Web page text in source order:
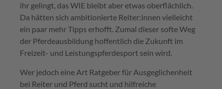
ihr gelingt, das WIE bleibt aber etwas oberflächlich.
Da hätten sich ambitionierte Reiter:innen vielleicht
ein paar mehr Tipps erhofft. Zumal dieser softe Weg
der Pferdeausbildung hoffentlich die Zukunft im
Freizeit- und Leistungspferdesport sein wird.
Wer jedoch eine Art Ratgeber für Ausgeglichenheit
bei Reiter und Pferd sucht und hilfreiche